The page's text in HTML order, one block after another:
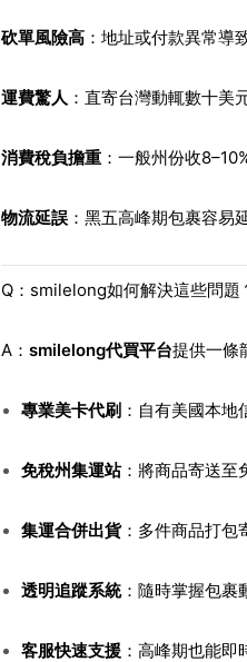
砍單風險高：地址或付款異常導
運費驚人 ：直寄台灣動輒數十美元
消費稅負擔重：一般州份收
物流延誤：黑五高峰期包裹容易延
Q：smilelong如何解決這些問題
A： smilelong代買平台提供一條
專業美卡代刷：自有美國本地
免稅州集運站：將商品寄送至
集運合併出貨：多件商品打包
透明追蹤系統：隨時掌握包裹
客服快速支援：高峰期也能即